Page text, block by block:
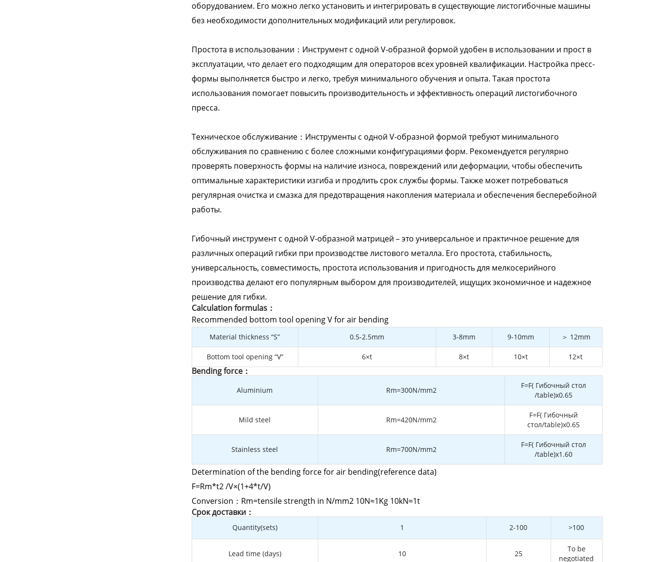
оборудованием. Его можно легко установить и интегрировать в существующие листогибочные машины
без необходимости дополнительных модификаций или регулировок.
Простота в использовании：Инструмент с одной V-образной формой удобен в использовании и прост в
эксплуатации, что делает его подходящим для операторов всех уровней квалификации. Настройка пресс-
формы выполняется быстро и легко, требуя минимального обучения и опыта. Такая простота
использования помогает повысить производительность и эффективность операций листогибочного
пресса.
Техническое обслуживание：Инструменты с одной V-образной формой требуют минимального
обслуживания по сравнению с более сложными конфигурациями форм. Рекомендуется регулярно
проверять поверхность формы на наличие износа, повреждений или деформации, чтобы обеспечить
оптимальные характеристики изгиба и продлить срок службы формы. Также может потребоваться
регулярная очистка и смазка для предотвращения накопления материала и обеспечения бесперебойной
работы.
Гибочный инструмент с одной V-образной матрицей – это универсальное и практичное решение для
различных операций гибки при производстве листового металла. Его простота, стабильность,
универсальность, совместимость, простота использования и пригодность для мелкосерийного
производства делают его популярным выбором для производителей, ищущих экономичное и надежное
решение для гибки.
Calculation formulas：
Recommended bottom tool opening V for air bending
Material thickness “S” 0.5-2.5mm 3-8mm 9-10mm ＞ 12mm
Bottom tool opening “V” 6×t 8×t 10×t 12×t
Bending force：
Aluminium Rm=300N/mm2
F=F( Гибочный стол
/table)x0.65
Mild steel Rm=420N/mm2
F=F( Гибочный
стол/table)x0.65
Stainless steel Rm=700N/mm2
F=F( Гибочный стол
/table)x1.60
Determination of the bending force for air bending(reference data)
F=Rm*t2 /V×(1+4*t/V)
Conversion：Rm=tensile strength in N/mm2 10N≈1Kg 10kN≈1t
Cрок доставки：
Quantity(sets) 1 2-100 >100
Lead time (days) 10 25
To be
negotiated